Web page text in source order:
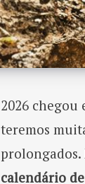
2026 chegou
teremos
prolongados.
calendário